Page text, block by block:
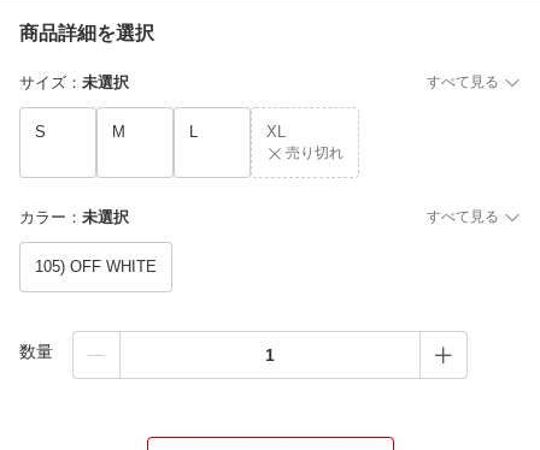
商品詳細を選択
サイズ ： 未選択 すべて見る
S M L XL
売り切れ
カラー ： 未選択 すべて見る
105) OFF WHITE
数量